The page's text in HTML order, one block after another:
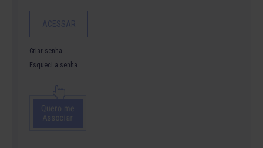
Criar senha
Esqueci a senha